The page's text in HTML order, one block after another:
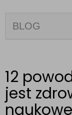
BLOG
12
jest